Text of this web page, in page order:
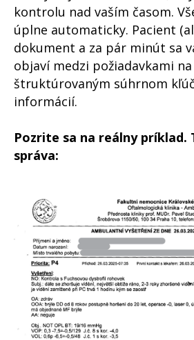
kontrolu nad vaším časom.
úplne automaticky. Pacient
dokument a za pár minút sa
objaví medzi požiadavkami
štruktúrovaným súhrnom
informácií.
Pozrite sa na reálny príklad.
správa: